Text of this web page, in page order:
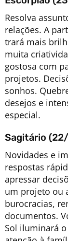
Resolva
relações. A
trará mais
muita
gostosa com
projetos.
sonhos.
desejos e
especial.
Sagitário (22/
Novidades e
respostas
apressar
um projeto ou
burocracias,
documentos.
Sol iluminará